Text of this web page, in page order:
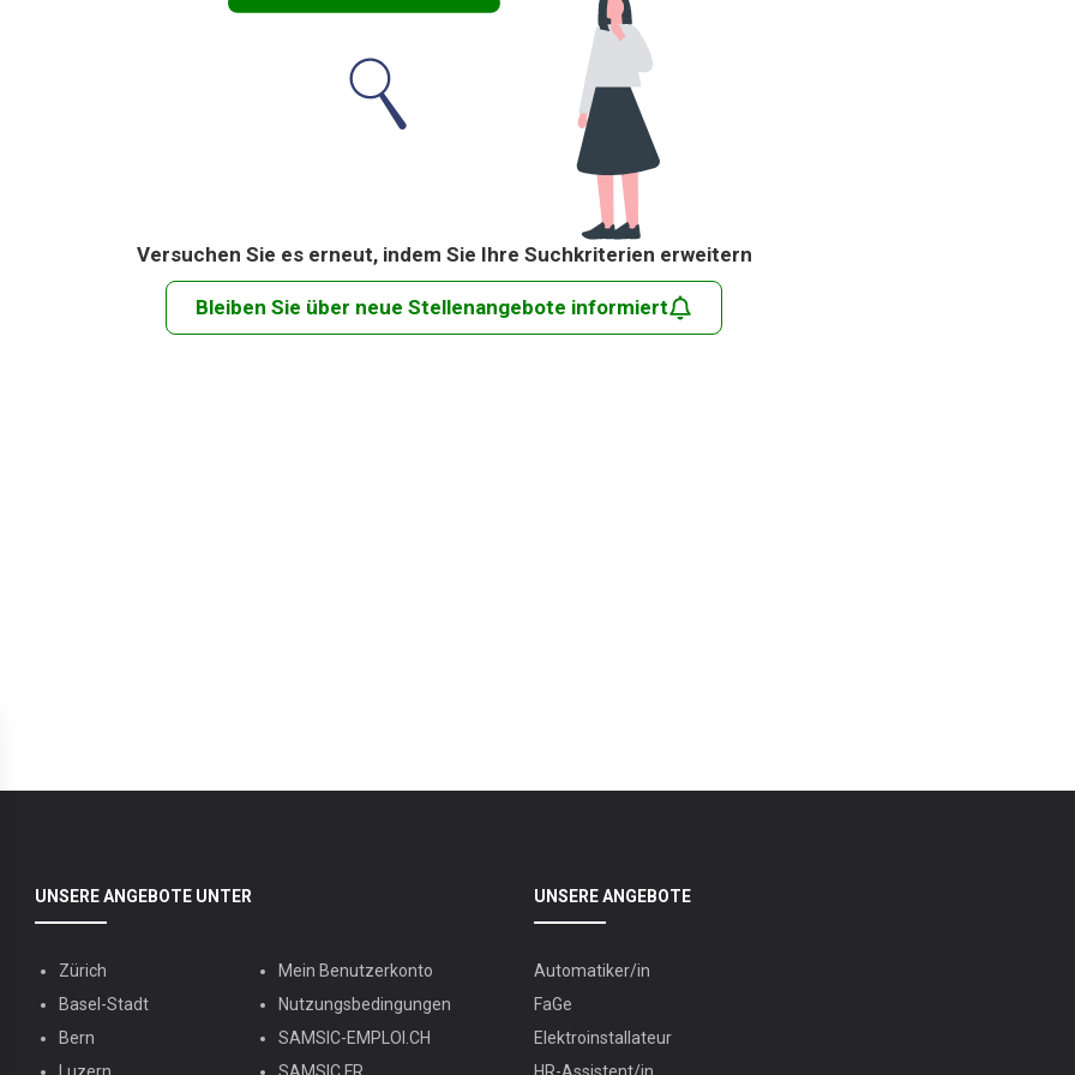
Versuchen Sie es erneut, indem Sie Ihre Suchkriterien erweitern
Bleiben Sie über neue Stellenangebote informiert
UNSERE ANGEBOTE UNTER
Zürich
Basel-Stadt
Bern
Mein Benutzerkonto
Nutzungsbedingungen
SAMSIC-EMPLOI.CH
UNSERE ANGEBOTE
Automatiker/in
FaGe
Elektroinstallateur